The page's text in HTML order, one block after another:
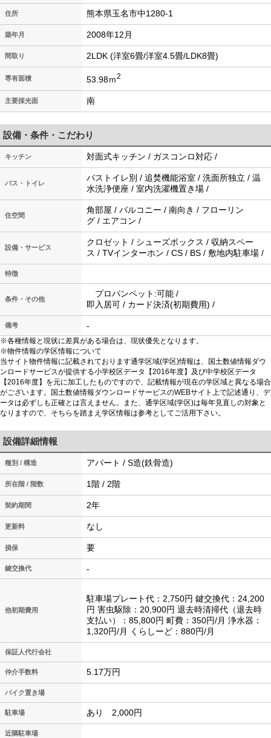
住所 熊本県玉名市中1280-1
築年月 2008年12月
間取り 2LDK (洋室6畳/洋室4.5畳/LDK8畳)
専有面積 53.98ｍ2
主要採光面 南
設備・条件・こだわり
キッチン 対面式キッチン / ガスコンロ対応 /
バス・トイレ
バストイレ別 / 追焚機能浴室 / 洗面所独立 / 温
水洗浄便座 / 室内洗濯機置き場 /
住空間
角部屋 / バルコニー / 南向き / フローリン
グ / エアコン /
設備・サービス
クロゼット / シューズボックス / 収納スペー
ス / TVインターホン / CS / BS / 敷地内駐車場 /
特徴
条件・その他
プロパンペット:可能 /
即入居可 / カード決済(初期費用) /
備考 -
※各種情報と現状に差異がある場合は、現状優先となります。
※物件情報の学区情報について
当サイト物件情報に記載されております通学区域(学区)情報は、国土数値情報ダウ
ンロードサービスが提供する小学校区データ【2016年度】及び中学校区データ
【2016年度】を元に加工したものですので、記載情報が現在の学区域と異なる場合
がございます。国土数値情報ダウンロードサービスのWEBサイト上で記述通り、デ
ータは必ずしも正確とは言えません。また、通学区域(学区)は毎年見直しの対象と
なりますので、そちらを踏まえ学区情報は参考としてご活用下さい。
設備詳細情報
種別 / 構造 アパート / S造(鉄骨造)
所在階 / 階数 1階 / 2階
契約期間 2年
更新料 なし
損保 要
鍵交換代 -
他初期費用
駐車場プレート代：2,750円 鍵交換代：24,200
円 害虫駆除：20,900円 退去時清掃代（退去時
支払い）：85,800円 町費：350円/月 浄水器：
1,320円/月 くらしーど：880円/月
保証人代行会社
仲介手数料 5.17万円
バイク置き場
駐車場 あり 2,000円
近隣駐車場